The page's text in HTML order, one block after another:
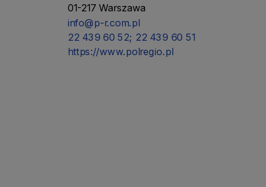
01-217 Warszawa
info@p-r.com.pl
22 439 60 52; 22 439 60 51
https://www.polregio.pl